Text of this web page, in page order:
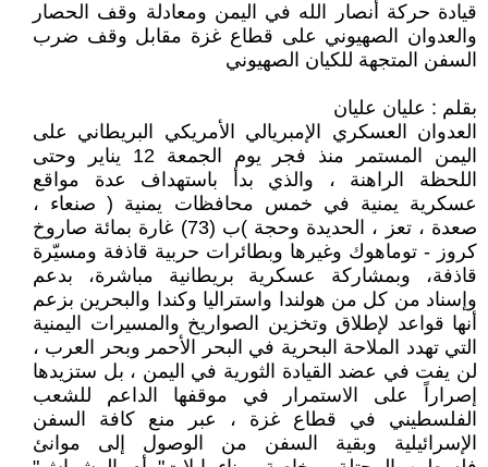
قيادة حركة أنصار الله في اليمن ومعادلة وقف الحصار
والعدوان الصهيوني على قطاع غزة مقابل وقف ضرب
السفن المتجهة للكيان الصهيوني
بقلم : عليان عليان
العدوان العسكري الإمبريالي الأمريكي البريطاني على
اليمن المستمر منذ فجر يوم الجمعة 12 يناير وحتى
اللحظة الراهنة ، والذي بدأ باستهداف عدة مواقع
عسكرية يمنية في خمس محافظات يمنية ( صنعاء ،
صعدة ، تعز ، الحديدة وحجة )ب (73) غارة بمائة صاروخ
كروز - توماهوك وغيرها وبطائرات حربية قاذفة ومسيّرة
قاذفة، وبمشاركة عسكرية بريطانية مباشرة، بدعم
وإسناد من كل من هولندا واستراليا وكندا والبحرين بزعم
أنها قواعد لإطلاق وتخزين الصواريخ والمسيرات اليمنية
التي تهدد الملاحة البحرية في البحر الأحمر وبحر العرب ،
لن يفت في عضد القيادة الثورية في اليمن ، بل ستزيدها
إصراراً على الاستمرار في موقفها الداعم للشعب
الفلسطيني في قطاع غزة ، عبر منع كافة السفن
الإسرائيلية وبقية السفن من الوصول إلى موانئ